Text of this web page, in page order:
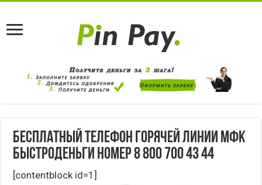
Бесплатный телефон горячей линии МФК
Быстроденьги номер 8 800 700 43 44
[contentblock id=1]